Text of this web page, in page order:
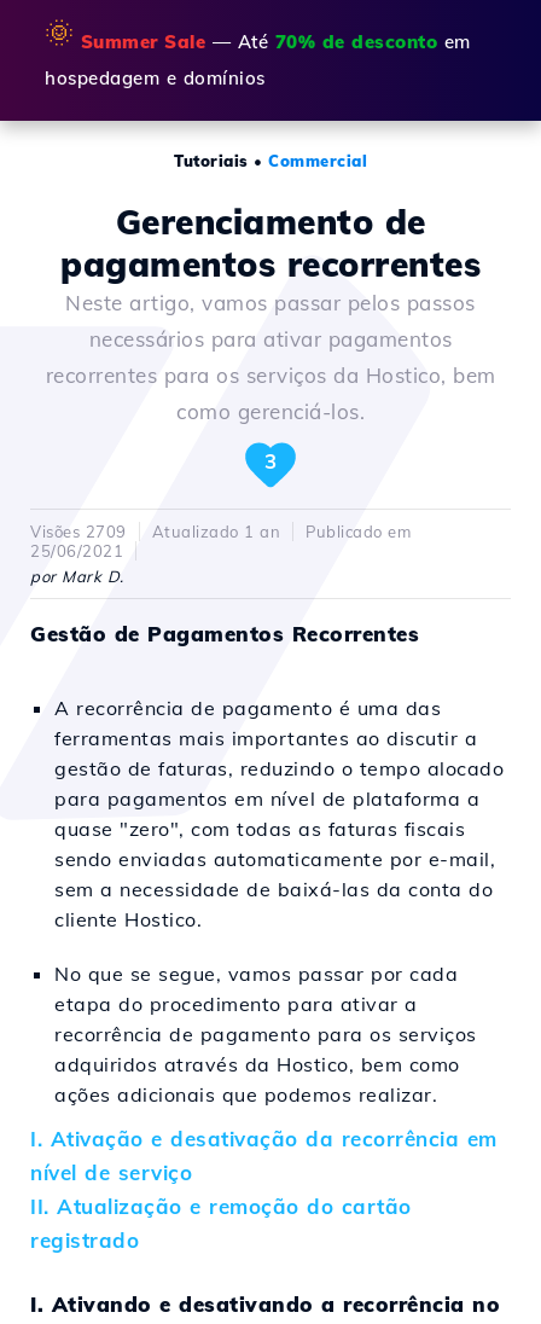
🌞 Summer Sale — Até 70% de desconto em
hospedagem e domínios
Tutoriais • Commercial
Gerenciamento de
pagamentos recorrentes
Neste artigo, vamos passar pelos passos
necessários para ativar pagamentos
recorrentes para os serviços da Hostico, bem
como gerenciá-los.
3
Visões 2709 Atualizado 1 an
Publicado em
25/06/2021
por Mark D.
Gestão de Pagamentos Recorrentes
A recorrência de pagamento é uma das
ferramentas mais importantes ao discutir a
gestão de faturas, reduzindo o tempo alocado
para pagamentos em nível de plataforma a
quase "zero", com todas as faturas fiscais
sendo enviadas automaticamente por e-mail,
sem a necessidade de baixá-las da conta do
cliente Hostico.
No que se segue, vamos passar por cada
etapa do procedimento para ativar a
recorrência de pagamento para os serviços
adquiridos através da Hostico, bem como
ações adicionais que podemos realizar.
I. Ativação e desativação da recorrência em
nível de serviço
II. Atualização e remoção do cartão
registrado
I. Ativando e desativando a recorrência no